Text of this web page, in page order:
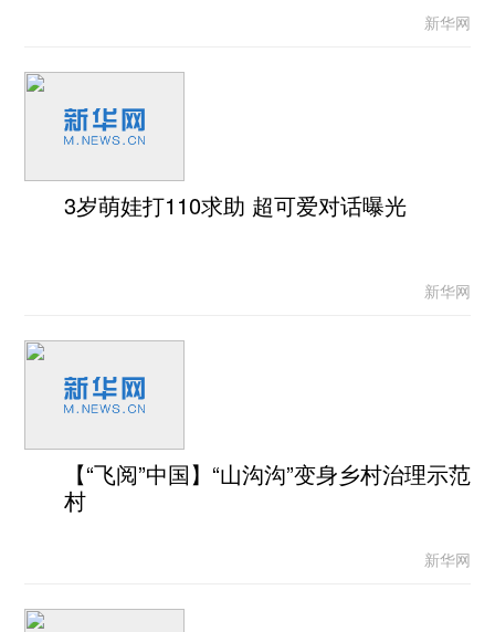
新华网
3岁萌娃打110求助 超可爱对话曝光
新华网
【“飞阅”中国】“山沟沟”变身乡村治理示范
村
新华网